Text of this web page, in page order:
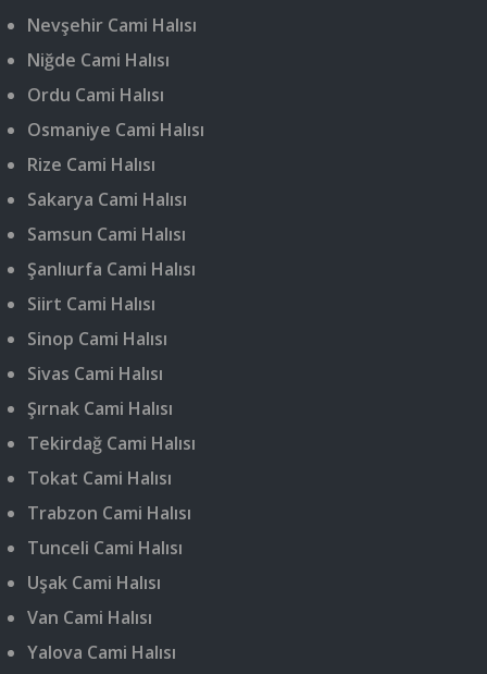
Nevşehir Cami Halısı
Niğde Cami Halısı
Ordu Cami Halısı
Osmaniye Cami Halısı
Rize Cami Halısı
Sakarya Cami Halısı
Samsun Cami Halısı
Şanlıurfa Cami Halısı
Siirt Cami Halısı
Sinop Cami Halısı
Sivas Cami Halısı
Şırnak Cami Halısı
Tekirdağ Cami Halısı
Tokat Cami Halısı
Trabzon Cami Halısı
Tunceli Cami Halısı
Uşak Cami Halısı
Van Cami Halısı
Yalova Cami Halısı